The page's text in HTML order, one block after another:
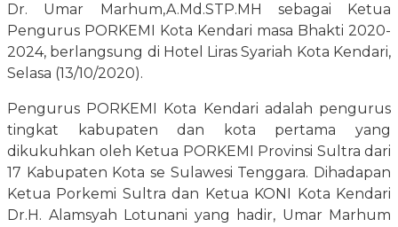
Dr. Umar Marhum,A.Md.STP.MH sebagai Ketua
Pengurus PORKEMI Kota Kendari masa Bhakti 2020-
2024, berlangsung di Hotel Liras Syariah Kota Kendari,
Selasa (13/10/2020).
Pengurus PORKEMI Kota Kendari adalah pengurus
tingkat kabupaten dan kota pertama yang
dikukuhkan oleh Ketua PORKEMI Provinsi Sultra dari
17 Kabupaten Kota se Sulawesi Tenggara. Dihadapan
Ketua Porkemi Sultra dan Ketua KONI Kota Kendari
Dr.H. Alamsyah Lotunani yang hadir, Umar Marhum